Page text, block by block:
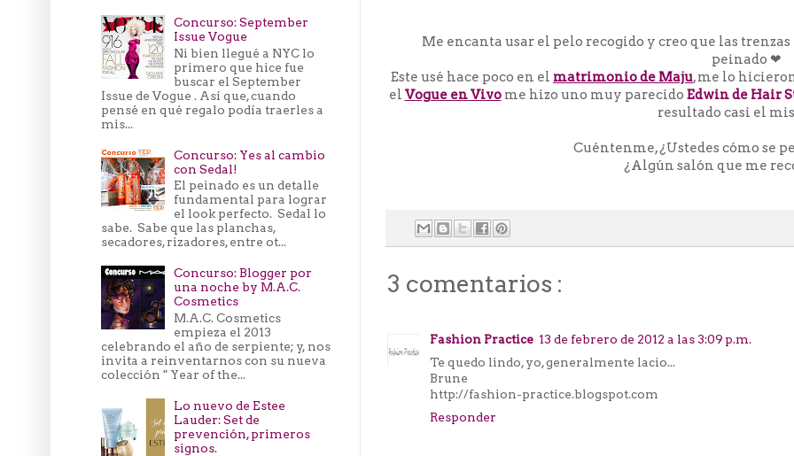
Me encanta usar el pelo recogido y creo que las
peinado ❤
Este usé hace poco en el matrimonio de Maju, me lo
el Vogue en Vivome hizo uno muy parecido Edwin de Hair
resultado casi el
Cuéntenme, ¿Ustedes cómo se
¿Algún salón que me
3 comentarios :
Fashion Practice 13 de febrero de 2012 a las 3:09 p.m.
Te quedo lindo, yo, generalmente lacio...
Brune
http://fashion-practice.blogspot.com
Responder
Concurso: September
Issue Vogue
Ni bien llegué a NYC lo
primero que hice fue
buscar el September
Issue de Vogue . Así que, cuando
pensé en qué regalo podía traerles a
mis...
Concurso: Yes al cambio
con Sedal!
El peinado es un detalle
fundamental para lograr
el look perfecto. Sedal lo
sabe. Sabe que las planchas,
secadores, rizadores, entre ot...
Concurso: Blogger por
una noche by M.A.C.
Cosmetics
M.A.C. Cosmetics
empieza el 2013
celebrando el año de serpiente; y, nos
invita a reinventarnos con su nueva
colección " Year of the...
Lo nuevo de Estee
Lauder: Set de
prevención, primeros
signos.